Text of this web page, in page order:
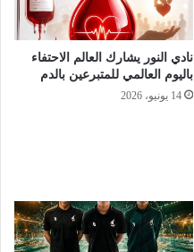
نادي النور يشارك العالم الاحتفاء
باليوم العالمي للمتبرعين بالدم
14 يونيو، 2026